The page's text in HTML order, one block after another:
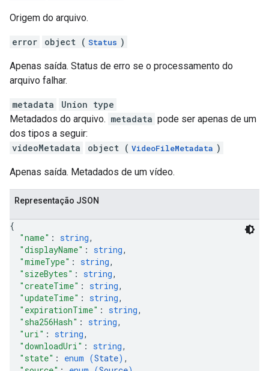
Origem do arquivo.
error object ( Status )
Apenas saída. Status de erro se o processamento do
arquivo falhar.
metadata
Union type
Metadados do arquivo. metadata pode ser apenas de um
dos tipos a seguir:
videoMetadata
object ( VideoFileMetadata )
Apenas saída. Metadados de um vídeo.
Representação JSON
{
"name" : string,
"displayName" : string,
"mimeType" : string,
"sizeBytes" : string,
"createTime" : string,
"updateTime" : string,
"expirationTime" : string,
"sha256Hash" : string,
"uri" : string,
"downloadUri" : string,
"state" : enum (State) ,